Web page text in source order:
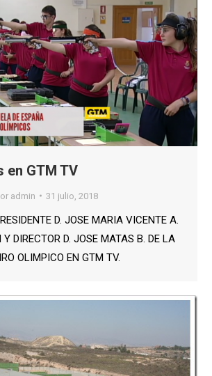
en GTM TV
admin 31 julio, 2018
D. JOSE MARIA VICENTE A.
Y DIRECTOR D. JOSE MATAS B. DE LA
OLIMPICO EN GTM TV.